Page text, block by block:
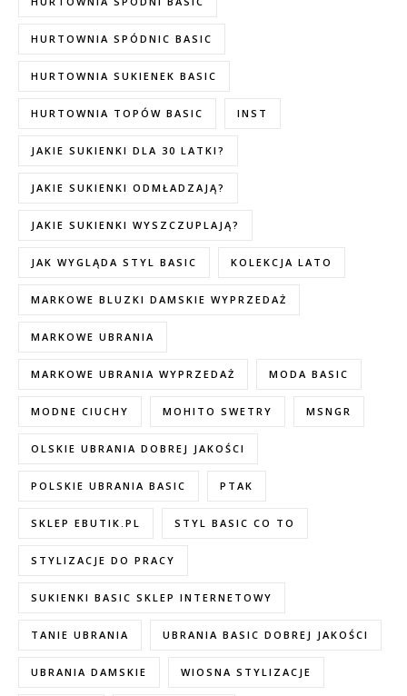
HURTOWNIA SPÓDNIC BASIC
HURTOWNIA SUKIENEK BASIC
HURTOWNIA TOPÓW BASIC INST
JAKIE SUKIENKI DLA 30 LATKI?
JAKIE SUKIENKI ODMŁADZAJĄ?
JAKIE SUKIENKI WYSZCZUPLAJĄ?
JAK WYGLĄDA STYL BASIC KOLEKCJA LATO
MARKOWE BLUZKI DAMSKIE WYPRZEDAŻ
MARKOWE UBRANIA
MARKOWE UBRANIA WYPRZEDAŻ MODA BASIC
MODNE CIUCHY MOHITO SWETRY MSNGR
OLSKIE UBRANIA DOBREJ JAKOŚCI
POLSKIE UBRANIA BASIC PTAK
SKLEP EBUTIK.PL STYL BASIC CO TO
STYLIZACJE DO PRACY
SUKIENKI BASIC SKLEP INTERNETOWY
TANIE UBRANIA UBRANIA BASIC DOBREJ JAKOŚCI
UBRANIA DAMSKIE WIOSNA STYLIZACJE